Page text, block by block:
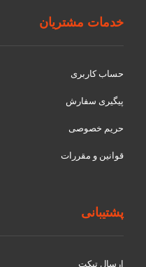
خدمات مشتریان
حساب کاربری
پیگیری سفارش
حریم خصوصی
قوانین و مقررات
پشتیبانی
ارسال تیکت